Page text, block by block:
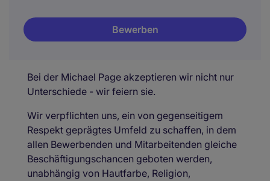
Bewerben
Bei der Michael Page akzeptieren wir nicht nur
Unterschiede - wir feiern sie.
Wir verpflichten uns, ein von gegenseitigem
Respekt geprägtes Umfeld zu schaffen, in dem
allen Bewerbenden und Mitarbeitenden gleiche
Beschäftigungschancen geboten werden,
unabhängig von Hautfarbe, Religion,